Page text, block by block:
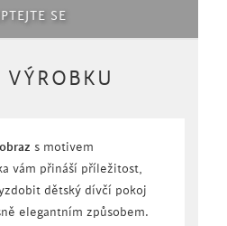
SE
VÝROBKU
s motivem
vám přináší příležitost,
dětský dívčí pokoj
elegantním způsobem.